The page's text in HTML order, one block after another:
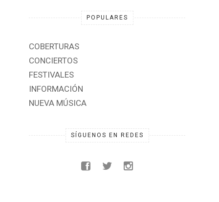
POPULARES
COBERTURAS
CONCIERTOS
FESTIVALES
INFORMACIÓN
NUEVA MÚSICA
SÍGUENOS EN REDES